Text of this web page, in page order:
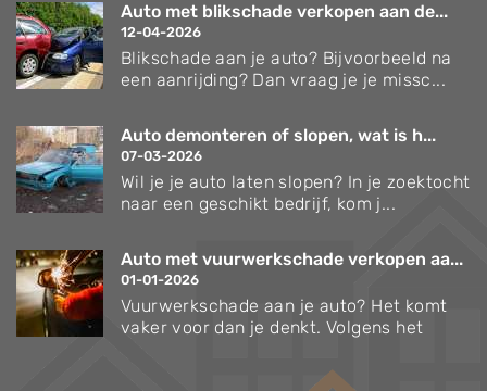
Auto met blikschade verkopen aan de...
12-04-2026
Blikschade aan je auto? Bijvoorbeeld na
een aanrijding? Dan vraag je je missc...
Auto demonteren of slopen, wat is h...
07-03-2026
Wil je je auto laten slopen? In je zoektocht
naar een geschikt bedrijf, kom j...
Auto met vuurwerkschade verkopen aa...
01-01-2026
Vuurwerkschade aan je auto? Het komt
vaker voor dan je denkt. Volgens het